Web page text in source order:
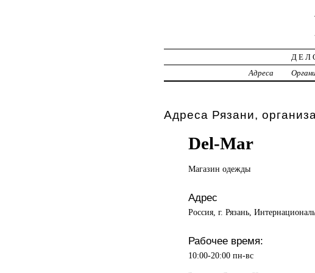
Адреса
Адреса Рязани,
Del-Mar
Магазин одежды
Адрес
Россия, г. Рязань,
Рабочее время:
10:00-20:00 пн-вс